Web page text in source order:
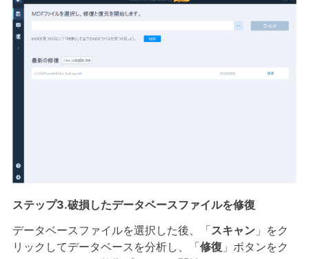
ステップ3.破損したデータベースファイルを修復
データベースファイルを選択した後、「スキャン」をク
リックしてデータベースを分析し、「修復 」ボタンをク